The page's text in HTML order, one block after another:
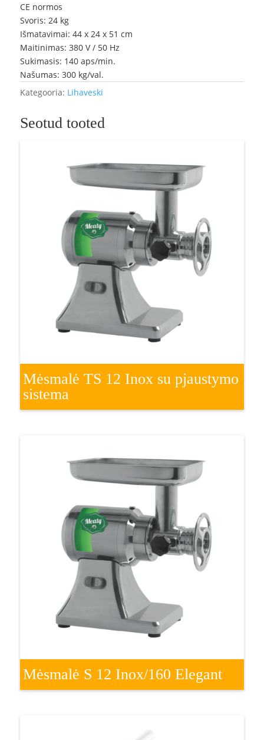
CE normos
Svoris: 24 kg
Išmatavimai: 44 x 24 x 51 cm
Maitinimas: 380 V / 50 Hz
Sukimasis: 140 aps/min.
Našumas: 300 kg/val.
Kategooria: Lihaveski
Seotud tooted
Mėsmalė TS 12 Inox su pjaustymo
sistema
Mėsmalė S 12 Inox/160 Elegant